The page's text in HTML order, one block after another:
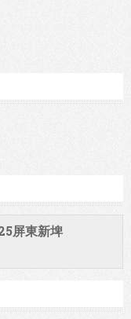
屏東新埤